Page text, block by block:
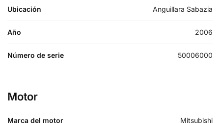
Ubicación Anguillara Sabazia
Año 2006
Número de serie 50006000
Motor
Marca del motor Mitsubishi